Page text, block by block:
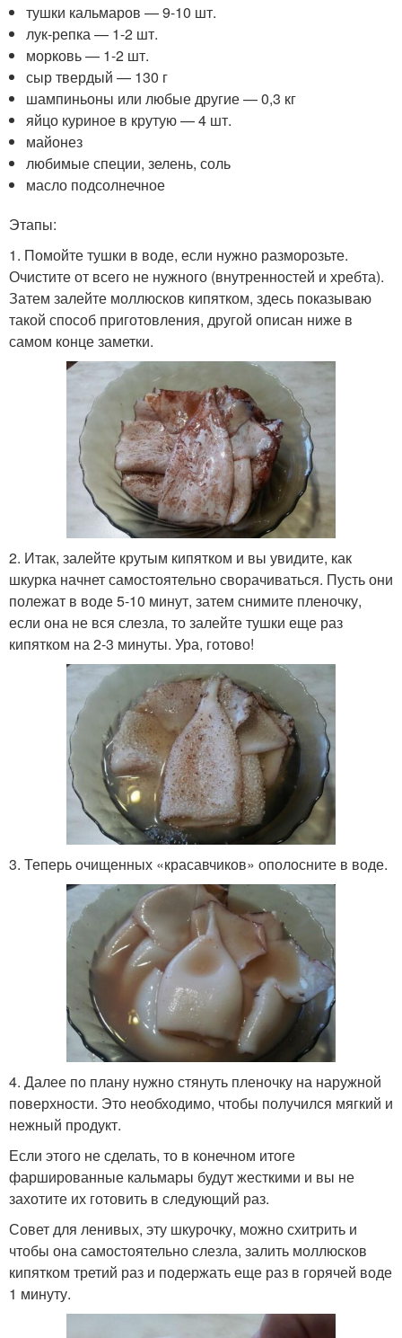
тушки кальмаров — 9-10 шт.
лук-репка — 1-2 шт.
морковь — 1-2 шт.
сыр твердый — 130 г
шампиньоны или любые другие — 0,3 кг
яйцо куриное в крутую — 4 шт.
майонез
любимые специи, зелень, соль
масло подсолнечное
Этапы:
1. Помойте тушки в воде, если нужно разморозьте.
Очистите от всего не нужного (внутренностей и хребта).
Затем залейте моллюсков кипятком, здесь показываю
такой способ приготовления, другой описан ниже в
самом конце заметки.
2. Итак, залейте крутым кипятком и вы увидите, как
шкурка начнет самостоятельно сворачиваться. Пусть они
полежат в воде 5-10 минут, затем снимите пленочку,
если она не вся слезла, то залейте тушки еще раз
кипятком на 2-3 минуты. Ура, готово!
3. Теперь очищенных «красавчиков» ополосните в воде.
4. Далее по плану нужно стянуть пленочку на наружной
поверхности. Это необходимо, чтобы получился мягкий и
нежный продукт.
Если этого не сделать, то в конечном итоге
фаршированные кальмары будут жесткими и вы не
захотите их готовить в следующий раз.
Совет для ленивых, эту шкурочку, можно схитрить и
чтобы она самостоятельно слезла, залить моллюсков
кипятком третий раз и подержать еще раз в горячей воде
1 минуту.